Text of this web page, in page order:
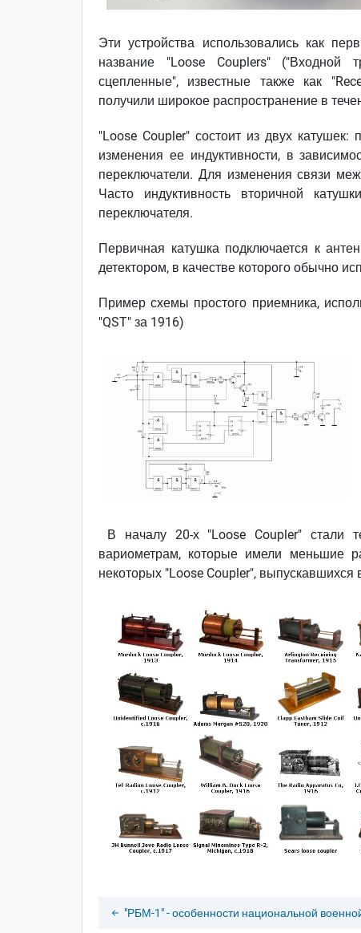
Эти устройства использовались как
название "Loose Couplers" ("Входной
сцепленные", известные также как
получили широкое распространение в
"Loose Coupler" состоит из двух
изменения ее индуктивности, в
переключатели. Для изменения связи
Часто индуктивность вторичной
переключателя.
Первичная катушка подключается к
детектором, в качестве которого обычно
Пример схемы простого приемника,
"QST" за 1916)
В началу 20-х "Loose Coupler" стали
вариометрам, которые имели меньшие
некоторых "Loose Coupler", выпускавшихся
"РБМ-1" - особенности национальной